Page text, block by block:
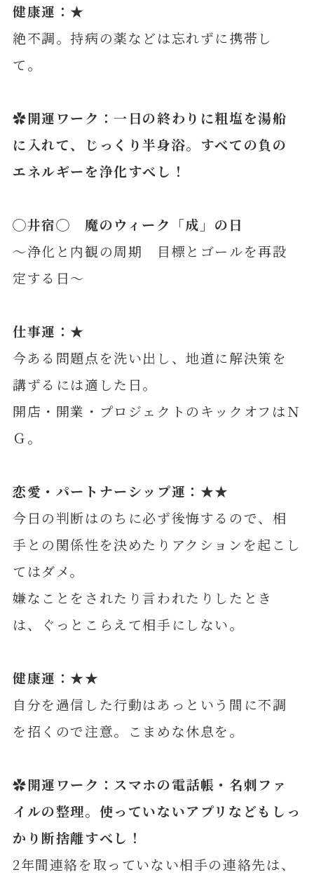
健康運：★
絶不調。持病の薬などは忘れずに携帯し
て。
✿開運ワーク：一日の終わりに粗塩を湯船
に入れて、じっくり半身浴。すべての負の
エネルギーを浄化すべし！
◯井宿◯ 魔のウィーク「成」の日
～浄化と内観の周期 目標とゴールを再設
定する日～
仕事運：★
今ある問題点を洗い出し、地道に解決策を
講ずるには適した日。
開店・開業・プロジェクトのキックオフはＮ
Ｇ。
恋愛・パートナーシップ運：★★
今日の判断はのちに必ず後悔するので、相
手との関係性を決めたりアクションを起こし
てはダメ。
嫌なことをされたり言われたりしたとき
は、ぐっとこらえて相手にしない。
健康運：★★
自分を過信した行動はあっという間に不調
を招くので注意。こまめな休息を。
✿開運ワーク：スマホの電話帳・名刺ファ
イルの整理。使っていないアプリなどもしっ
かり断捨離すべし！
2年間連絡を取っていない相手の連絡先は、